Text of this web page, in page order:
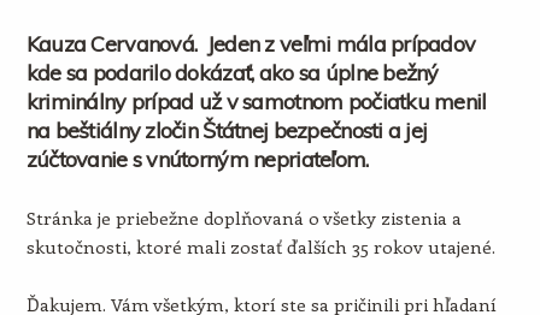
Kauza Cervanová. Jeden z veľmi mála prípadov
kde sa podarilo dokázať, ako sa úplne bežný
kriminálny prípad už v samotnom počiatku menil
na beštiálny zločin Štátnej bezpečnosti a jej
zúčtovanie s vnútorným nepriateľom.
Stránka je priebežne doplňovaná o všetky zistenia a
skutočnosti, ktoré mali zostať ďalších 35 rokov utajené.
Ďakujem. Vám všetkým, ktorí ste sa pričinili pri hľadaní